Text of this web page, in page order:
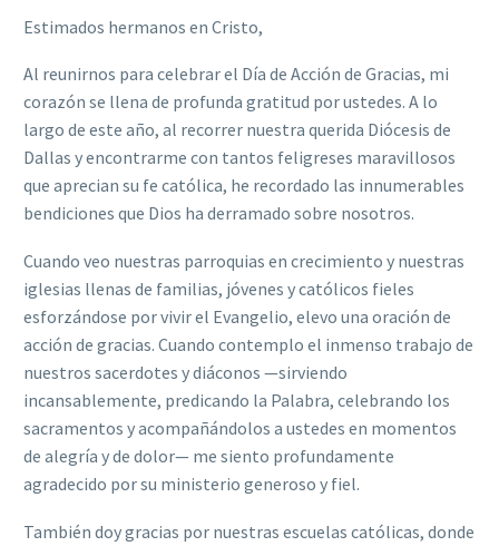
Estimados hermanos en Cristo,
Al reunirnos para celebrar el Día de Acción de Gracias, mi
corazón se llena de profunda gratitud por ustedes. A lo
largo de este año, al recorrer nuestra querida Diócesis de
Dallas y encontrarme con tantos feligreses maravillosos
que aprecian su fe católica, he recordado las innumerables
bendiciones que Dios ha derramado sobre nosotros.
Cuando veo nuestras parroquias en crecimiento y nuestras
iglesias llenas de familias, jóvenes y católicos fieles
esforzándose por vivir el Evangelio, elevo una oración de
acción de gracias. Cuando contemplo el inmenso trabajo de
nuestros sacerdotes y diáconos —sirviendo
incansablemente, predicando la Palabra, celebrando los
sacramentos y acompañándolos a ustedes en momentos
de alegría y de dolor— me siento profundamente
agradecido por su ministerio generoso y fiel.
También doy gracias por nuestras escuelas católicas, donde